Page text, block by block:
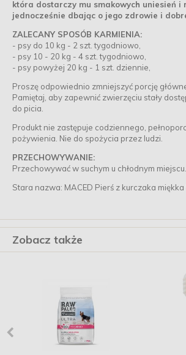
która dostarczy mu smakowych uniesień i
jednocześnie dbając o jego zdrowie i
ZALECANY SPOSÓB KARMIENIA:
- psy do 10 kg - 2 szt. tygodniowo,
- psy 10 - 20 kg - 4 szt. tygodniowo,
- psy powyżej 20 kg - 1 szt. dziennie,
Proszę odpowiednio zmniejszyć porcję
Pamiętaj, aby zapewnić zwierzęciu stały
do picia.
Produkt nie zastępuje codziennego,
pożywienia. Nie do spożycia przez ludzi.
PRZECHOWYWANIE:
Przechowywać w suchym u chłodnym miejscu.
Stara nazwa: MACED Pierś z kurczaka
Zobacz także